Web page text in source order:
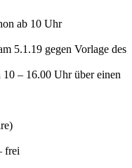
ab 10 Uhr
5.1.19 gegen Vorlage des
– 16.00 Uhr über einen
frei